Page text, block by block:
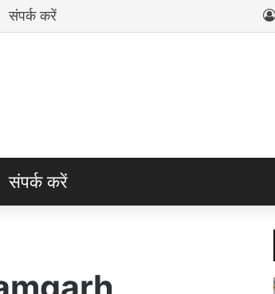
संपर्क करें
संपर्क करें